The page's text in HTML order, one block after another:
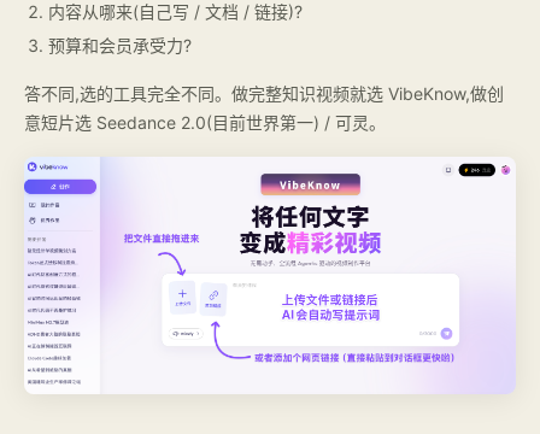
内容从哪来(自己写 / 文档 / 链接)?
预算和会员承受力?
答不同,选的工具完全不同。做完整知识视频就选 VibeKnow,做创
意短片选 Seedance 2.0(目前世界第一) / 可灵。